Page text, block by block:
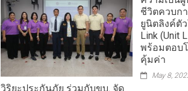
วิริยะประกันภัย ร่วมกับขบ. จัด
ชีวิตควบก
ยูนิตลิงค์ตัว
Link (Unit
พร้อมตอบ
คุ้มค่า
May 8,